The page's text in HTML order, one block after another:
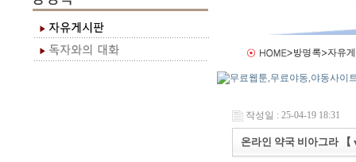
작성일 : 25-04-19 18:31
온라인 약국 비아그라 【